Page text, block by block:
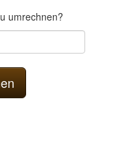
umrechnen?